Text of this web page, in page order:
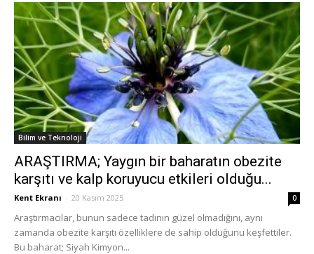
Bilim ve Teknoloji
ARAŞTIRMA; Yaygın bir baharatın obezite
karşıtı ve kalp koruyucu etkileri olduğu...
Kent Ekranı - 20 Kasım 2025 0
Araştırmacılar, bunun sadece tadının güzel olmadığını, aynı
zamanda obezite karşıtı özelliklere de sahip olduğunu keşfettiler.
Bu baharat; Siyah Kimyon...